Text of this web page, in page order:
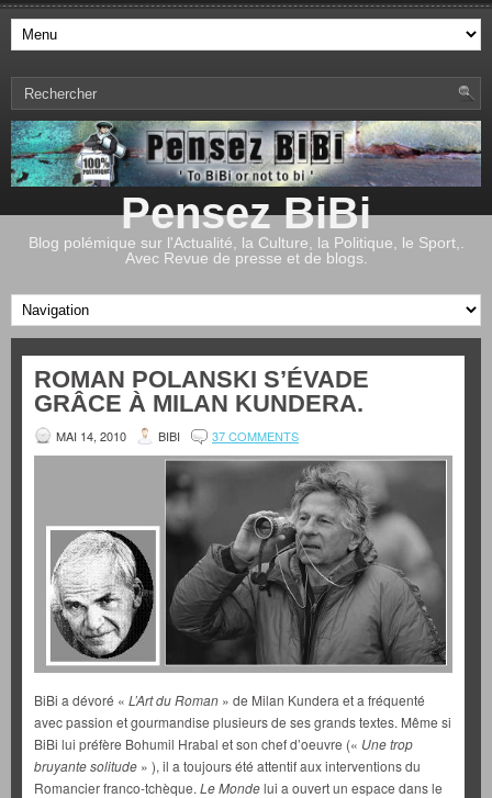
Pensez BiBi
Blog polémique sur l'Actualité, la Culture, la Politique, le Sport,.
Avec Revue de presse et de blogs.
ROMAN POLANSKI S’ÉVADE
GRÂCE À MILAN KUNDERA.
MAI 14, 2010 BIBI 37 COMMENTS
BiBi a dévoré « L’Art du Roman » de Milan Kundera et a fréquenté
avec passion et gourmandise plusieurs de ses grands textes. Même si
BiBi lui préfère Bohumil Hrabal et son chef d’oeuvre (« Une trop
bruyante solitude » ), il a toujours été attentif aux interventions du
Romancier franco-tchèque. Le Mondelui a ouvert un espace dans le